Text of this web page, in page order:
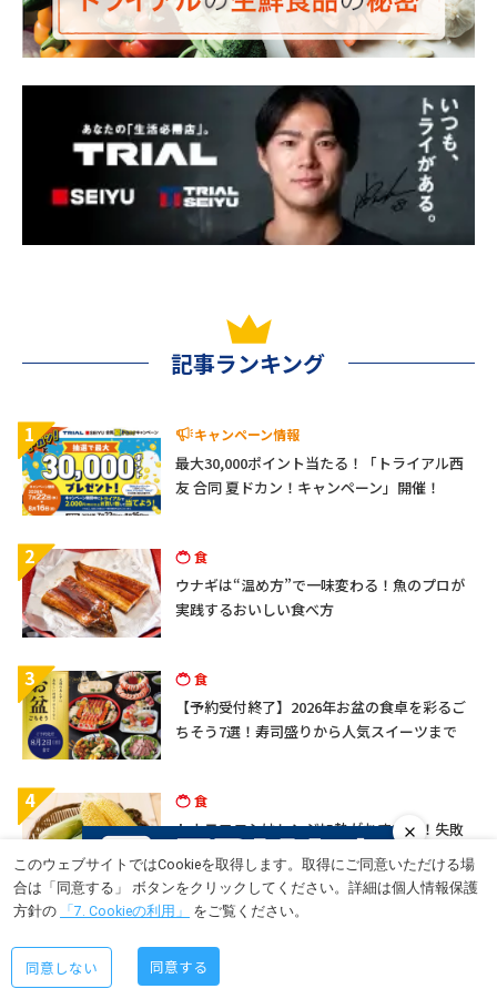
このウェブサイトではCookieを取得します。取得にご同意いただける場
合は「同意する」 ボタンをクリックしてください。詳細は個人情報保護
方針の
「7. Cookieの利用」 をご覧ください。
同意しない 同意する
記事ランキング
1 キャンペーン情報
最大30,000ポイント当たる！「トライアル西
友 合同 夏ドカン！キャンペーン」開催！
2 食
ウナギは“温め方”で一味変わる！魚のプロが
実践するおいしい食べ方
3 食
【予約受付終了】2026年お盆の食卓を彩るご
ちそう7選！寿司盛りから人気スイーツまで
4 食
トウモロコシはレンジ加熱がおすすめ！失敗
しない手順を紹介
5 食
累計販売数1,000万個突破！クリームがぎっし
り詰まったシュークリームが驚きの価格！